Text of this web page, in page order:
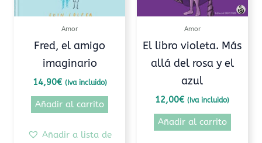
Amor
Fred, el amigo
imaginario
14,90€ (Iva incluido)
Añadir al carrito
Añadir a lista de
Amor
El libro violeta. Más
allá del rosa y el
azul
12,00€ (Iva incluido)
Añadir al carrito